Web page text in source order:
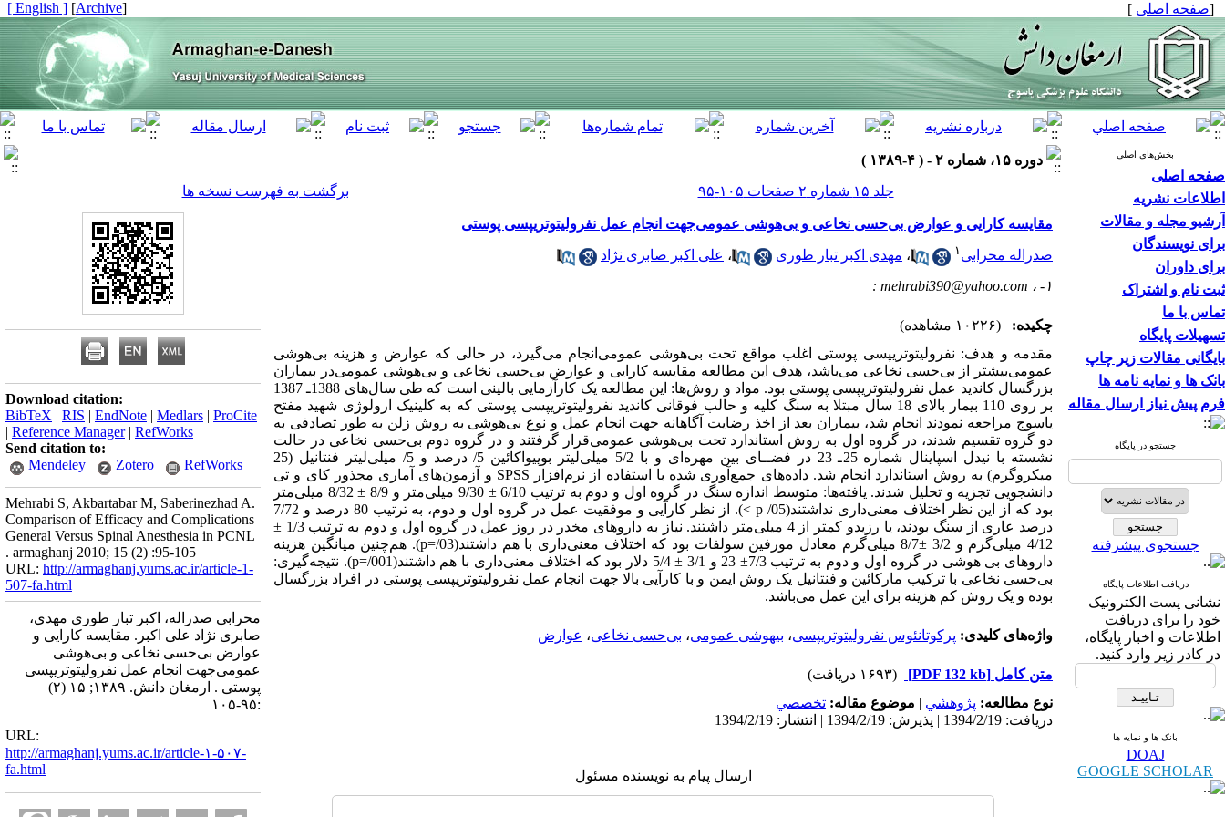
[صفحه اصلی ]
[
Archive
]
[ English ]
بخش‌های اصلی
صفحه اصلی
اطلاعات نشریه
آرشیو مجله و مقالات
برای نویسندگان
برای داوران
ثبت نام و اشتراک
تماس با ما
تسهیلات پایگاه
بایگانی مقالات زیر چاپ
بانک ها و نمایه نامه ها
فرم پیش نیاز ارسال مقاله
جستجو در پایگاه
جستجوی پیشرفته
دریافت اطلاعات پایگاه
نشانی پست الکترونیک
خود را برای دریافت
اطلاعات و اخبار پایگاه،
در کادر زیر وارد کنید.
بانک ها و نمایه ها
DOAJ
GOOGLE SCHOLAR
دوره ۱۵، شماره ۲ - ( ۴-۱۳۸۹ )
جلد ۱۵ شماره ۲ صفحات ۱۰۵-۹۵
برگشت به فهرست نسخه ها
مقایسه کارایی و عوارض بی‌حسی نخاعی و بی‌هوشی عمومی‌جهت انجام عمل نفرولیتوتریپسی پوستی
صدراله محرابی ۱ ، مهدی اکبر تبار طوری ، علی اکبر صابری نژاد
۱- ،
: mehrabi390@yahoo.com
چکیده:
(۱۰۲۲۶ مشاهده)
مقدمه و هدف: نفرولیتوتریپسی پوستی اغلب مواقع تحت بی‌هوشی عمومی‌انجام می‌گیرد، در حالی که عوارض و هزینه بی‌هوشی
عمومی‌بیشتر از بی‌حسی نخاعی می‌باشد، هدف این مطالعه مقایسه کارایی و عوارض بی‌حسی نخاعی و بی‌هوشی عمومی‌در بیماران
بزرگسال کاندید عمل نفرولیتوتریپسی پوستی بود. مواد و روش‌ها: این مطالعه یک کارآزمایی بالینی است که طی سال‌های 1388ـ 1387
بر روی 110 بیمار بالای 18 سال مبتلا به سنگ کلیه و حالب فوقانی کاندید نفرولیتوتریپسی پوستی که به کلینیک ارولوژی شهید مفتح
یاسوج مراجعه نمودند انجام شد، بیماران بعد از اخذ رضایت آگاهانه جهت انجام عمل و نوع بی‌هوشی به روش زلن به طور تصادفی به
دو گروه تقسیم شدند، در گروه اول به روش استاندارد تحت بی‌هوشی عمومی‌قرار گرفتند و در گروه دوم بی‌حسی نخاعی در حالت
نشسته با نیدل اسپاینال شماره 25ـ 23 در فضــای بین مهره‌ای و با 5/2 میلی‌لیتر بوپیواکائین 5/ درصد و 5/ میلی‌لیتر فنتانیل (25
میکروگرم) به روش استاندارد انجام شد. داده‌های جمع‌آوری شده با استفاده از نرم‌افزار SPSS و آزمون‌های آماری مجذور کای و تی
دانشجویی تجزیه و تحلیل شدند. یافته‌ها: متوسط اندازه سنگ در گروه اول و دوم به ترتیب 6/10 ± 9/30 میلی‌متر و 8/9 ± 8/32 میلی‌متر
بود که از این نظر اختلاف معنی‌داری نداشتند(05/ p >). از نظر کارآیی و موفقیت عمل در گروه اول و دوم، به ترتیب 80 درصد و 7/72
درصد عاری از سنگ بودند، یا رزیدو کمتر از 4 میلی‌متر داشتند. نیاز به داروهای مخدر در روز عمل در گروه اول و دوم به ترتیب 1/3 ±
4/12 میلی‌گرم و 3/2 ±8/7 میلی‌گرم معادل مورفین سولفات بود که اختلاف معنی‌داری با هم داشتند(03/=p). هم‌چنین میانگین هزینه
داروهای بی هوشی در گروه اول و دوم به ترتیب 7/3± 23 و 3/1 ± 5/4 دلار بود که اختلاف معنی‌داری با هم داشتند(001/=p). نتیجه‌گیری:
بی‌حسی نخاعی با ترکیب مارکائین و فنتانیل یک روش ایمن و با کارآیی بالا جهت انجام عمل نفرولیتوتریپسی پوستی در افراد بزرگسال
بوده و یک روش کم هزینه برای این عمل می‌باشد.
واژه‌های کلیدی: پرکوتانئوس نفرولیتوتریپسی، بیهوشی عمومی، بی‌حسی نخاعی، عوارض
متن کامل [PDF 132 kb]
(۱۶۹۳ دریافت)
نوع مطالعه: پژوهشي | موضوع مقاله: تخصصي
دریافت: 1394/2/19 | پذیرش: 1394/2/19 | انتشار: 1394/2/19
ارسال پیام به نویسنده مسئول
Download citation:
BibTeX | RIS | EndNote | Medlars | ProCite
| Reference Manager| RefWorks
Send citation to:
Mendeley
Zotero RefWorks
Mehrabi S, Akbartabar M, Saberinezhad A.
Comparison of Efficacy and Complications
General Versus Spinal Anesthesia in PCNL
. armaghanj 2010; 15 (2) :95-105
URL: http://armaghanj.yums.ac.ir/article-1-
507-fa.html
محرابی صدراله، اکبر تبار طوری مهدی،
صابری نژاد علی اکبر. مقایسه کارایی و
عوارض بی‌حسی نخاعی و بی‌هوشی
عمومی‌جهت انجام عمل نفرولیتوتریپسی
پوستی . ارمغان دانش. ۱۳۸۹; ۱۵ (۲)
:۹۵-۱۰۵
URL:
http://armaghanj.yums.ac.ir/article-۱-۵۰۷-
fa.html